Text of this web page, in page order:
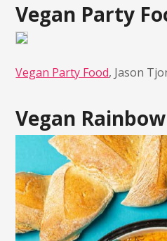
Vegan Party
Vegan Party Food, Jason
Vegan